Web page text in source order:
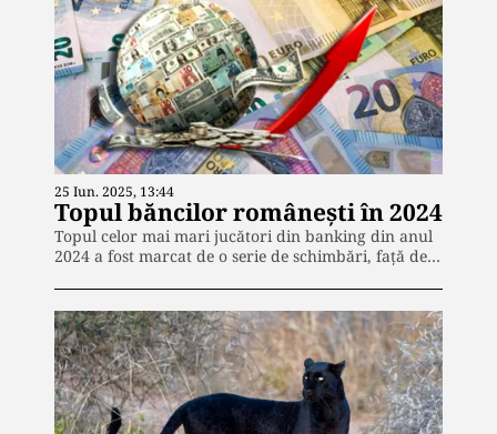
25 Iun. 2025, 13:44
Topul băncilor românești în 2024
Topul celor mai mari jucători din banking din anul
2024 a fost mar­cat de o serie de schimbări, față de…